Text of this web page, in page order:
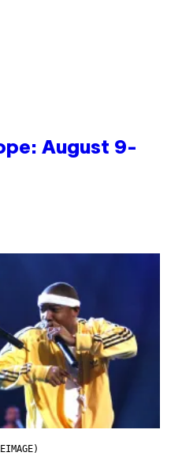
August 9-